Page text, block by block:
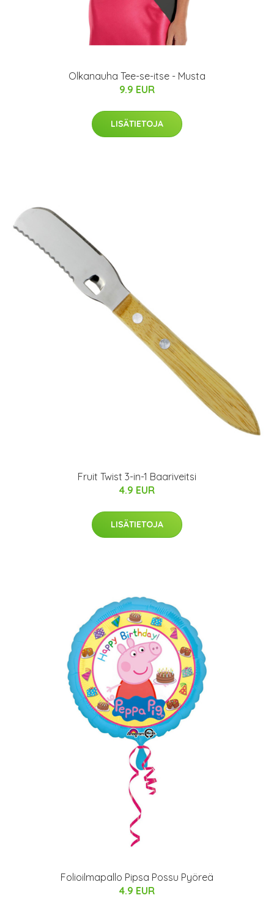
Olkanauha Tee-se-itse - Musta
9.9 EUR
LISÄTIETOJA
Fruit Twist 3-in-1 Baariveitsi
4.9 EUR
LISÄTIETOJA
Folioilmapallo Pipsa Possu Pyöreä
4.9 EUR